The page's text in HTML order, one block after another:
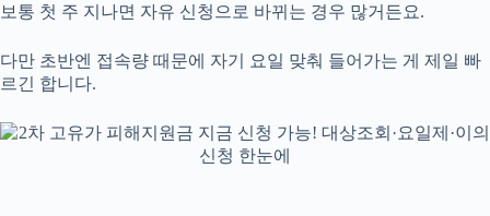
보통 첫 주 지나면 자유 신청으로 바뀌는 경우 많거든요.
다만 초반엔 접속량 때문에 자기 요일 맞춰 들어가는 게 제일 빠
르긴 합니다.